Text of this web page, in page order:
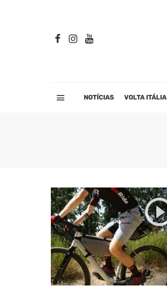
NOTÍCIAS VOLTA ITÁLIA